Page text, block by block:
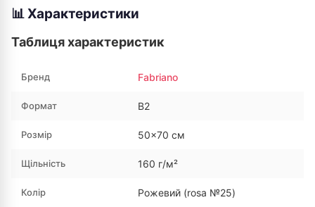
📊 Характеристики
Таблиця характеристик
Бренд Fabriano
Формат В2
Розмір 50×70 см
Щільність 160 г/м²
Колір Рожевий (rosa №25)